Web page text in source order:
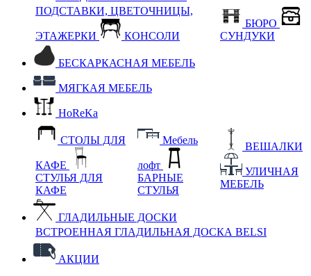
ПОДСТАВКИ, ЦВЕТОЧНИЦЫ,
ЭТАЖЕРКИ КОНСОЛИ
БЮРО
СУНДУКИ
БЕСКАРКАСНАЯ МЕБЕЛЬ
МЯГКАЯ МЕБЕЛЬ
HoReKa
СТОЛЫ ДЛЯ
КАФЕ
СТУЛЬЯ ДЛЯ
КАФЕ
Мебель
лофт
БАРНЫЕ
СТУЛЬЯ
ВЕШАЛКИ
УЛИЧНАЯ
МЕБЕЛЬ
ГЛАДИЛЬНЫЕ ДОСКИ
ВСТРОЕННАЯ ГЛАДИЛЬНАЯ ДОСКА BELSI
АКЦИИ